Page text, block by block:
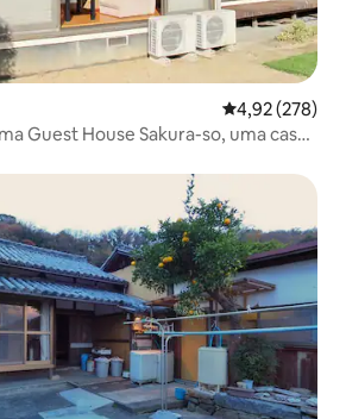
4,92 de uma
4,92 (278)
Guest House Sakura-so, uma casa